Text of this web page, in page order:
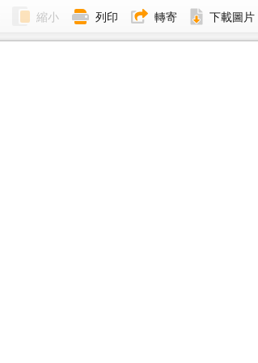
縮小 列印 轉寄 下載圖片